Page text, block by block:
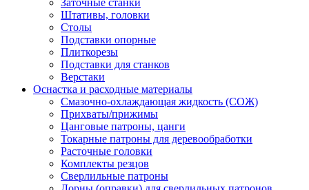
Заточные станки
Штативы, головки
Столы
Подставки опорные
Плиткорезы
Подставки для станков
Верстаки
Оснастка и расходные материалы
Смазочно-охлаждающая жидкость (СОЖ)
Прихваты/прижимы
Цанговые патроны, цанги
Токарные патроны для деревообработки
Расточные головки
Комплекты резцов
Сверлильные патроны